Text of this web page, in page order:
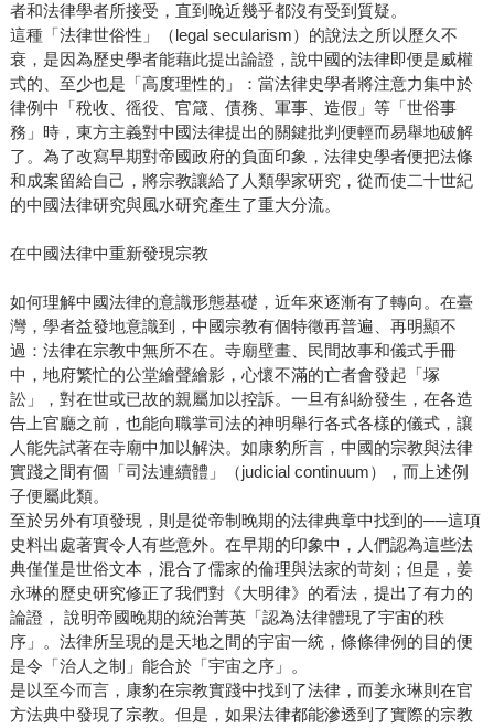
者和法律學者所接受，直到晚近幾乎都沒有受到質疑。
這種「法律世俗性」（legal secularism）的說法之所以歷久不
衰，是因為歷史學者能藉此提出論證，說中國的法律即便是威權
式的、至少也是「高度理性的」：當法律史學者將注意力集中於
律例中「稅收、徭役、官箴、債務、軍事、造假」等「世俗事
務」時，東方主義對中國法律提出的關鍵批判便輕而易舉地破解
了。為了改寫早期對帝國政府的負面印象，法律史學者便把法條
和成案留給自己，將宗教讓給了人類學家研究，從而使二十世紀
的中國法律研究與風水研究產生了重大分流。
在中國法律中重新發現宗教
如何理解中國法律的意識形態基礎，近年來逐漸有了轉向。在臺
灣，學者益發地意識到，中國宗教有個特徵再普遍、再明顯不
過：法律在宗教中無所不在。寺廟壁畫、民間故事和儀式手冊
中，地府繁忙的公堂繪聲繪影，心懷不滿的亡者會發起「塚
訟」，對在世或已故的親屬加以控訴。一旦有糾紛發生，在各造
告上官廳之前，也能向職掌司法的神明舉行各式各樣的儀式，讓
人能先試著在寺廟中加以解決。如康豹所言，中國的宗教與法律
實踐之間有個「司法連續體」（judicial continuum），而上述例
子便屬此類。
至於另外有項發現，則是從帝制晚期的法律典章中找到的──這項
史料出處著實令人有些意外。在早期的印象中，人們認為這些法
典僅僅是世俗文本，混合了儒家的倫理與法家的苛刻；但是，姜
永琳的歷史研究修正了我們對《大明律》的看法，提出了有力的
論證， 說明帝國晚期的統治菁英「認為法律體現了宇宙的秩
序」。法律所呈現的是天地之間的宇宙一統，條條律例的目的便
是令「治人之制」能合於「宇宙之序」。
是以至今而言，康豹在宗教實踐中找到了法律，而姜永琳則在官
方法典中發現了宗教。但是，如果法律都能滲透到了實際的宗教